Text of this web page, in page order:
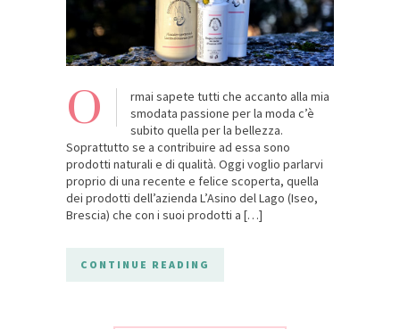
O
rmai sapete tutti che accanto alla mia
smodata passione per la moda c’è
subito quella per la bellezza.
Soprattutto se a contribuire ad essa sono
prodotti naturali e di qualità. Oggi voglio parlarvi
proprio di una recente e felice scoperta, quella
dei prodotti dell’azienda L’Asino del Lago (Iseo,
Brescia) che con i suoi prodotti a […]
CONTINUE READING